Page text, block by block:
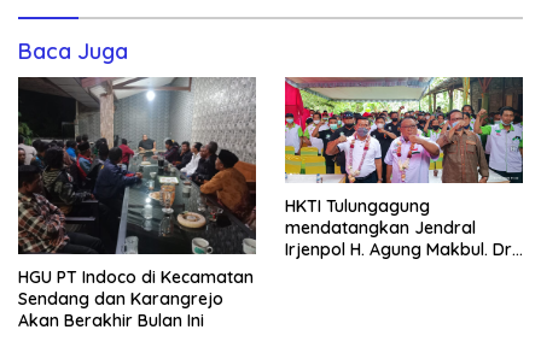
Baca Juga
HGU PT Indoco di Kecamatan
Sendang dan Karangrejo
Akan Berakhir Bulan Ini
HKTI Tulungagung
mendatangkan Jendral
Irjenpol H. Agung Makbul. Dr.